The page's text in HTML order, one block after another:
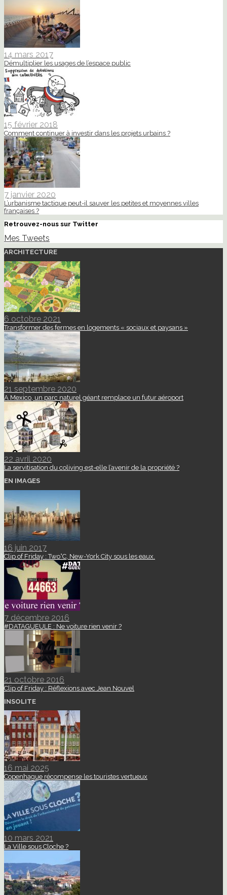
14 mars 2017
Démultiplier les usages de l’espace public
15 février 2018
Comment continuer à investir dans les projets urbains ?
7 janvier 2020
L’urbanisme tactique peut-il sauver les petites et moyennes villes
françaises ?
Retrouvez-nous sur Twitter
Mes Tweets
ARCHITECTURE
6 octobre 2021
Transformer des fermes en logements « sociaux et paysans »
21 septembre 2020
A Mexico, un parc naturel géant remplace un futur aéroport
22 avril 2020
La servitisation du coliving est-elle l’avenir de la propriété ?
EN IMAGES
16 juin 2017
Clip of Friday : Two°C, New-York City sous les eaux.
7 décembre 2016
#DATAGUEULE : Ne voiture rien venir ?
21 octobre 2016
Clip of Friday : Réflexions avec Jean Nouvel
INSOLITE
16 mai 2025
Copenhague récompense les touristes vertueux
10 mars 2021
La Ville sous Cloche ?